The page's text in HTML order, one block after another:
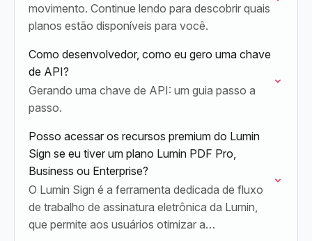
movimento. Continue lendo para descobrir quais
planos estão disponíveis para você.
Como desenvolvedor, como eu gero uma chave
de API?
Gerando uma chave de API: um guia passo a
passo.
Posso acessar os recursos premium do Lumin
Sign se eu tiver um plano Lumin PDF Pro,
Business ou Enterprise?
O Lumin Sign é a ferramenta dedicada de fluxo
de trabalho de assinatura eletrônica da Lumin,
que permite aos usuários otimizar a